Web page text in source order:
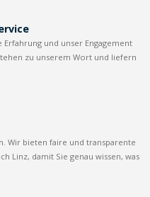
Erfahrung und unser Engagement
zu unserem Wort und liefern
Wir bieten faire und transparente
Linz, damit Sie genau wissen, was